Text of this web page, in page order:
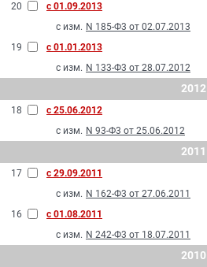
20
с 01.09.2013
с изм. N 185-Ф3 от 02.07.2013
19
с 01.01.2013
с изм. N 133-Ф3 от 28.07.2012
2012
18
с 25.06.2012
с изм. N 93-Ф3 от 25.06.2012
2011
17
с 29.09.2011
с изм. N 162-Ф3 от 27.06.2011
16
с 01.08.2011
с изм. N 242-Ф3 от 18.07.2011
2010